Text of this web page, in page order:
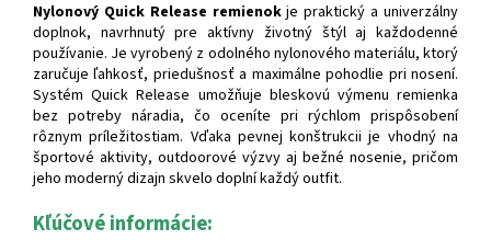
Nylonový Quick Release remienokje praktický a univerzálny
doplnok, navrhnutý pre aktívny životný štýl aj každodenné
používanie. Je vyrobený z odolného nylonového materiálu, ktorý
zaručuje ľahkosť, priedušnosť a maximálne pohodlie pri nosení.
Systém Quick Release umožňuje bleskovú výmenu remienka
bez potreby náradia, čo oceníte pri rýchlom prispôsobení
rôznym príležitostiam. Vďaka pevnej konštrukcii je vhodný na
športové aktivity, outdoorové výzvy aj bežné nosenie, pričom
jeho moderný dizajn skvelo doplní každý outfit.
Kľúčové informácie: